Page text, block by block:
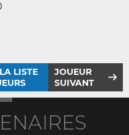
LISTE
JOUEUR
SUIVANT